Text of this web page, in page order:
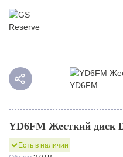
YD6FM Жесткий диск
Есть в наличии